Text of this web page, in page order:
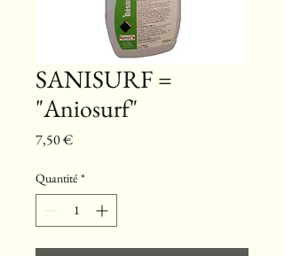
SANISURF =
"Aniosurf"
7,50 €Prix
Quantité *